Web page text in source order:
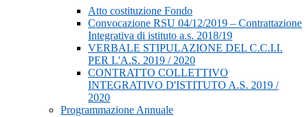
Atto costituzione Fondo
Convocazione RSU 04/12/2019 – Contrattazione
Integrativa di istituto a.s. 2018/19
VERBALE STIPULAZIONE DEL C.C.I.I.
PER L'A.S. 2019 / 2020
CONTRATTO COLLETTIVO
INTEGRATIVO D'ISTITUTO A.S. 2019 /
2020
Programmazione Annuale